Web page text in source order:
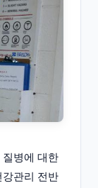
병에 대한
관리 전반